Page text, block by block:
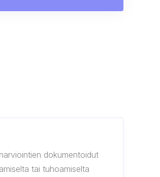
dokumentoidut
tai tuhoamiselta